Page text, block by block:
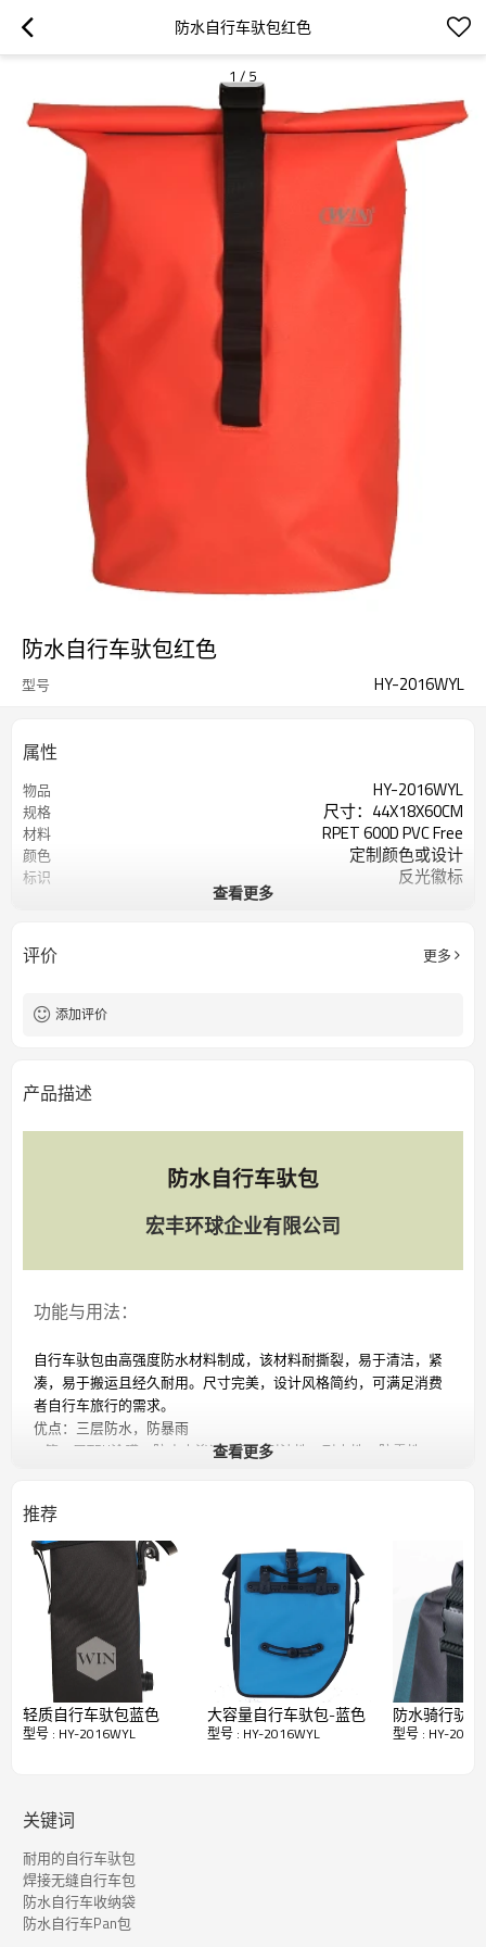
防水自行车驮包红色
1/5
防水自行车驮包红色
型号 HY-2016WYL
属性
物品 HY-2016WYL
规格 尺寸：44X18X60CM
材料 RPET 600D PVC Free
颜色 定制颜色或设计
标识 反光徽标
查看更多
评价 更多
添加评价
产品描述
防水自行车驮包
宏丰环球企业有限公司
功能与用法：
自行车驮包由高强度防水材料制成，该材料耐撕裂，易于清洁，紧
凑，易于搬运且经久耐用。尺寸完美，设计风格简约，可满足消费
者自行车旅行的需求。
优点：三层防水，防暴雨
1.第一层TPU涂膜，防止水渗透，具有耐油性，耐水性，防霉性。
防水。
3.第三层高频焊接，全面压胶防水
4.防水无忧，无雨罩
物品
材料
颜色
尺寸
查看更多
推荐
轻质自行车驮包蓝色
型号 : HY-2016WYL
大容量自行车驮包-蓝色
型号 : HY-2016WYL
防水骑行驮
型号 : HY-
关键词
耐用的自行车驮包
焊接无缝自行车包
防水自行车收纳袋
防水自行车Pan包